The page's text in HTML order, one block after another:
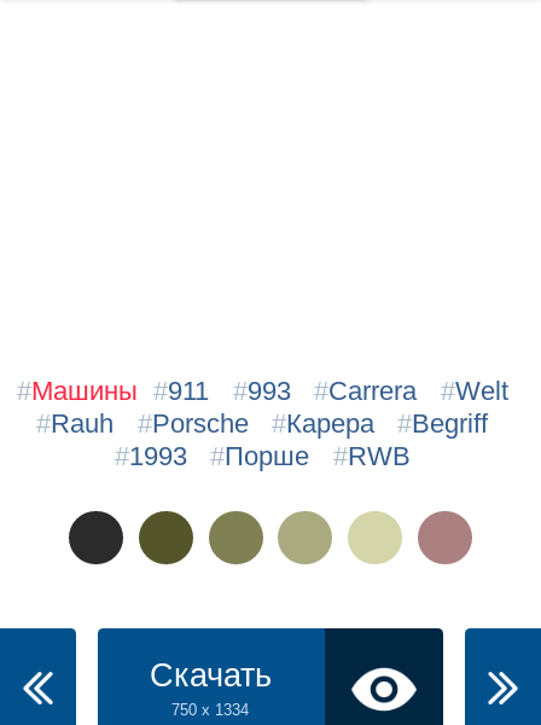
#Машины #911 #993 #Carrera #Welt
#Rauh #Porsche #Карера #Begriff
#1993 #Порше #RWB
Скачать
750 x 1334